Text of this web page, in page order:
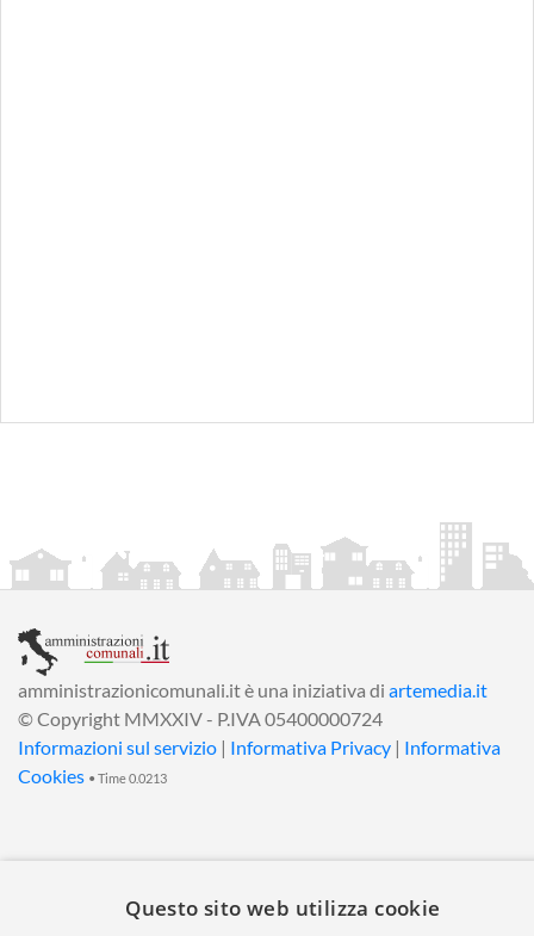
amministrazionicomunali.it è una iniziativa di artemedia.it
© Copyright MMXXIV - P.IVA 05400000724
Informazioni sul servizio | Informativa Privacy | Informativa
Cookies • Time 0.0213
Questo sito web utilizza cookie